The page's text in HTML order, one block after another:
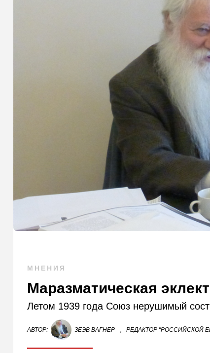
МНЕНИЯ
Маразматическая
Летом 1939 года Союз нерушимый
АВТОР: ЗЕЭВ ВАГНЕР , РЕДАКТОР "РОССИЙСКОЙ